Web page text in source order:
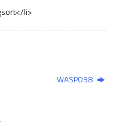
li>
WASPO98